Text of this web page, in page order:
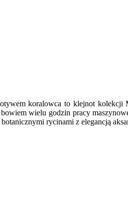
koralowca to klejnot
wielu godzin pracy
rycinami z elegancją